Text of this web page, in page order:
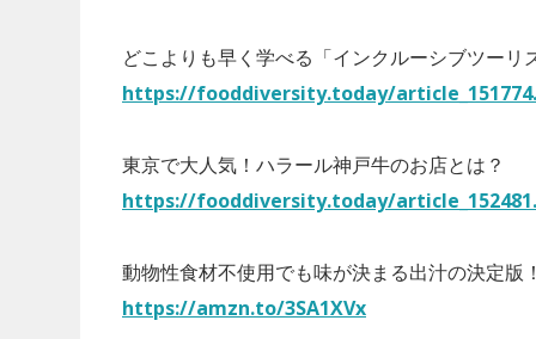
どこよりも早く学べる「インクルーシブツーリ
https://fooddiversity.today/
東京で大人気！ハラール神戸牛のお店とは？
https://fooddiversity.today/
動物性食材不使用でも味が決まる出汁の決定版！
https://amzn.to/3SA1XVx